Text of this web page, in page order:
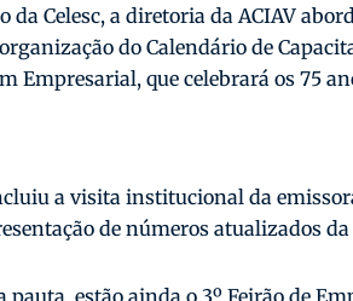
da Celesc, a diretoria da ACIAV
do Calendário de
Empresarial, que celebrará os 75
a visita institucional da
de números atualizados da
pauta, estão ainda o 3º Feirão de